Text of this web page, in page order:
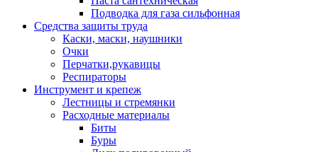
Подводка для газа сильфонная
Средства защиты труда
Каски, маски, наушники
Очки
Перчатки,рукавицы
Респираторы
Инструмент и крепеж
Лестницы и стремянки
Расходные материалы
Биты
Буры